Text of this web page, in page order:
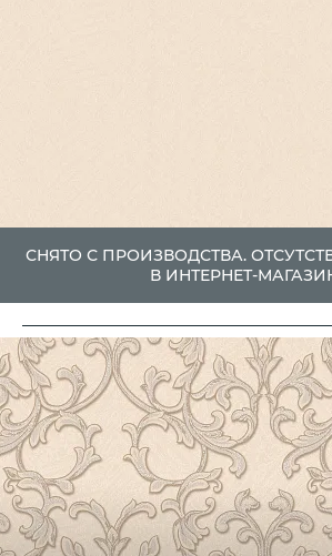
СНЯТО С ПРОИЗВОДСТВА.
В ИНТЕРНЕТ-